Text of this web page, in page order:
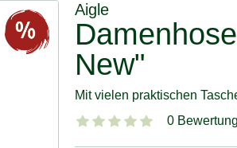
Aigle
New"
Mit vielen praktischen
0